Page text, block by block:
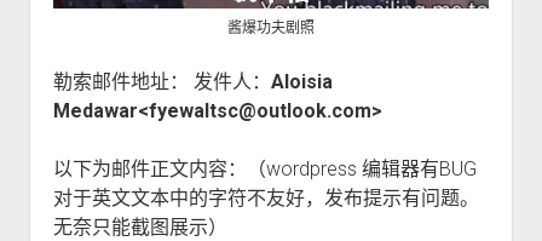
酱爆功夫剧照
勒索邮件地址： 发件人： Aloisia
Medawar<fyewaltsc@outlook.com>
以下为邮件正文内容：（wordpress 编辑器有BUG
对于英文文本中的字符不友好，发布提示有问题。
无奈只能截图展示）